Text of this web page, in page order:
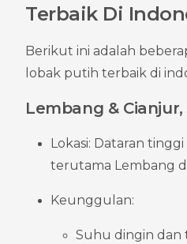
Terbaik Di
Berikut ini adalah
lobak putih terbaik di
Lembang &
Lokasi: Dataran tinggi
terutama Lembang
Keunggulan:
Suhu dingin dan